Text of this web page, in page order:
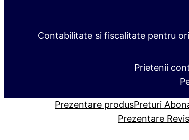
Contabilitate si fiscalitate pentru
Prietenii
Prezentare produsPreturi
Prezentare